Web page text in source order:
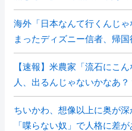
海外「日本なんて行くんじ
まったディズニー信者、帰
【速報】米農家「流石にこ
人、出るんじゃないかなあ？
ちいかわ、想像以上に奥が
「喋らない奴」で人格に差